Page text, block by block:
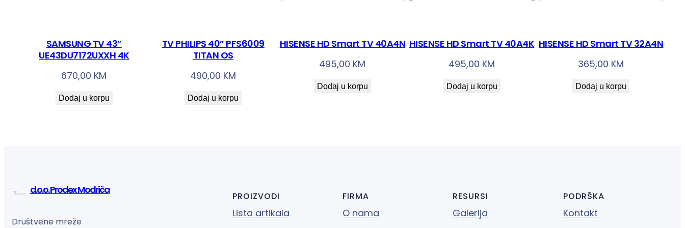
SAMSUNG TV 43”
UE43DU7172UXXH 4K
670,00 KM
Dodaj u korpu
TV PHILIPS 40” PFS6009
TITAN OS
490,00 KM
Dodaj u korpu
HISENSE HD Smart TV 40A4N
495,00 KM
Dodaj u korpu
HISENSE HD Smart TV 40A4K
495,00 KM
Dodaj u korpu
HISENSE HD Smart TV 32A4N
365,00 KM
Dodaj u korpu
d.o.o. Prodex Modriča
Društvene mreže
PROIZVODI
Lista artikala
FIRMA
O nama
RESURSI
Galerija
PODRŠKA
Kontakt